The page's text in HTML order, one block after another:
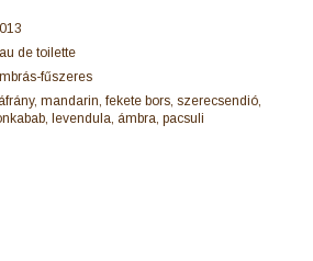
de toilette
fűszeres
mandarin, fekete bors, szerecsendió,
levendula, ámbra, pacsuli